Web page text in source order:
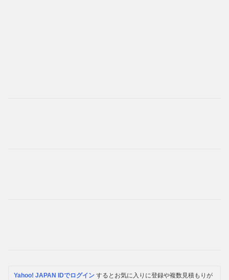
Yahoo! JAPAN IDでログイン するとお気に入りに登録や複数見積もりが